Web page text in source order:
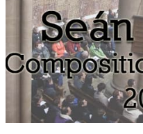
Portuguese
Ukrainian